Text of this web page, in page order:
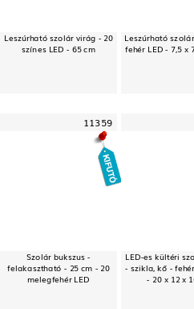
Leszúrható szolár virág - 20
színes LED - 65 cm
Leszúrható
fehér LED - 7,5 x
11359
Szolár bukszus -
felakasztható - 25 cm - 20
melegfehér LED
LED-es kültéri
- szikla, kő -
- 20 x 12 x